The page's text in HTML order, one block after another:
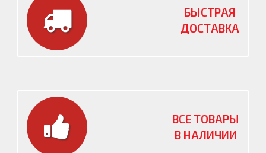
БЫСТРАЯ
ДОСТАВКА
ВСЕ ТОВАРЫ
В НАЛИЧИИ